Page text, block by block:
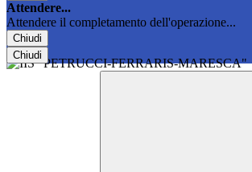
Attendere...
Attendere il completamento dell'operazione...
Chiudi
Chiudi